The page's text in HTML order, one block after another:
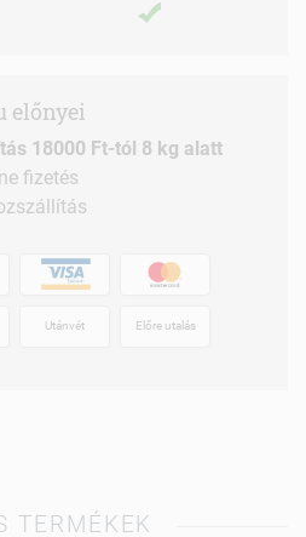
előnyei
18000 Ft-tól 8 kg alatt
fizetés
Utánvét Előre utalás
TERMÉKEK